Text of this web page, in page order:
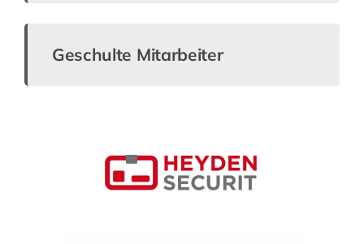
Geschulte Mitarbeiter